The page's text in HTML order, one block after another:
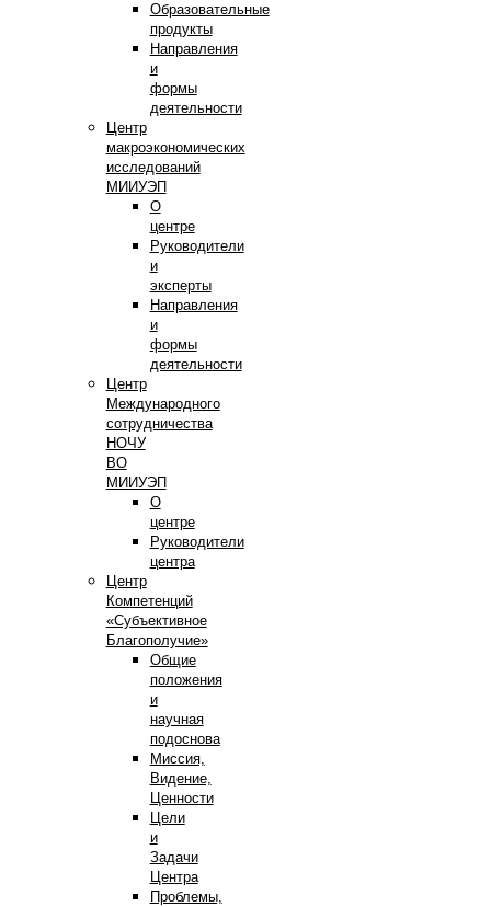
Образовательные
продукты
Направления
и
формы
деятельности
Центр
макроэкономических
исследований
МИИУЭП
О
центре
Руководители
и
эксперты
Направления
и
формы
деятельности
Центр
Международного
сотрудничества
НОЧУ
ВО
МИИУЭП
О
центре
Руководители
центра
Центр
Компетенций
«Субъективное
Благополучие»
Общие
положения
и
научная
подоснова
Миссия,
Видение,
Ценности
Цели
и
Задачи
Центра
Проблемы,